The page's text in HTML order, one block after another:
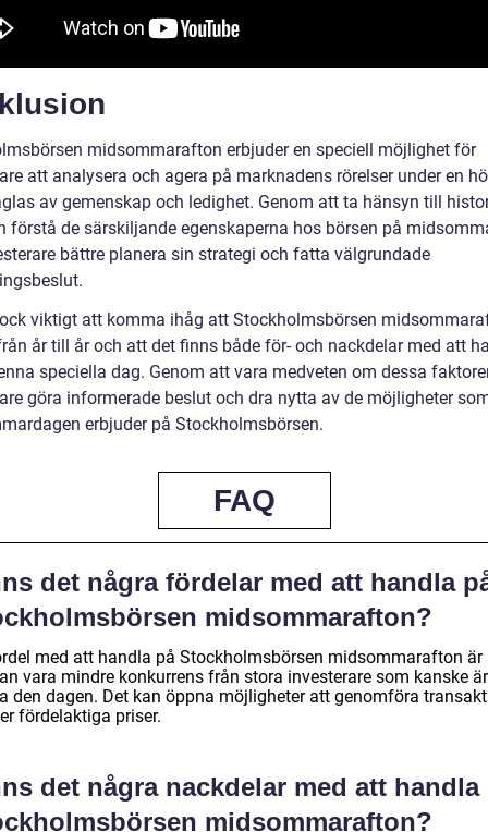
midsommarafton erbjuder en speciell möjlighet för
att analysera och agera på marknadens rörelser under en
av gemenskap och ledighet. Genom att ta hänsyn till
förstå de särskiljande egenskaperna hos börsen på
bättre planera sin strategi och fatta välgrundade
viktigt att komma ihåg att Stockholmsbörsen
år till år och att det finns både för- och nackdelar med att
speciella dag. Genom att vara medveten om dessa
göra informerade beslut och dra nytta av de möjligheter
erbjuder på Stockholmsbörsen.
FAQ
det några fördelar med att handla
midsommarafton?
med att handla på Stockholmsbörsen midsommarafton är
vara mindre konkurrens från stora investerare som kanske är
den dagen. Det kan öppna möjligheter att genomföra
fördelaktiga priser.
det några nackdelar med att handla
midsommarafton?